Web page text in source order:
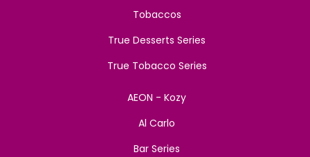
Tobaccos
True Desserts Series
True Tobacco Series
AEON - Kozy
Al Carlo
Bar Series